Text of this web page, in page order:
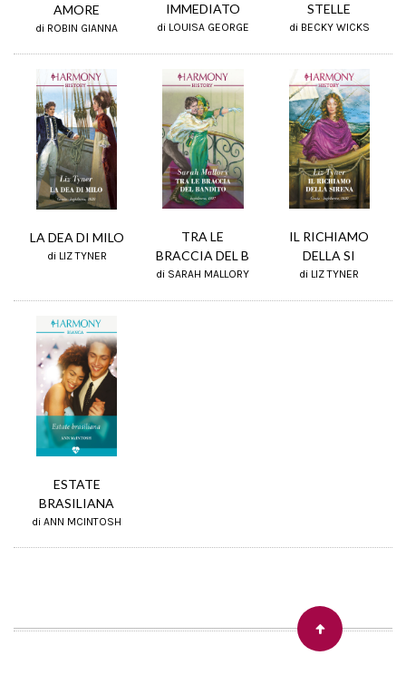
AMORE
di ROBIN GIANNA
IMMEDIATO
di LOUISA GEORGE
STELLE
di BECKY WICKS
LA DEA DI MILO
di LIZ TYNER
TRA LE
BRACCIA DEL B
di SARAH MALLORY
IL RICHIAMO
DELLA SI
di LIZ TYNER
ESTATE
BRASILIANA
di ANN MCINTOSH